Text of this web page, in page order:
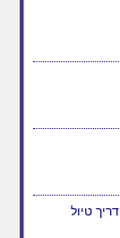
טיול